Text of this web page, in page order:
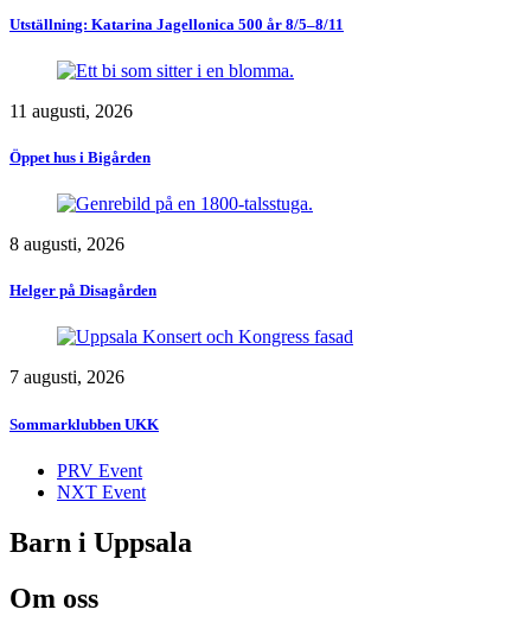
Utställning: Katarina Jagellonica 500 år 8/5–8/11
11 augusti, 2026
Öppet hus i Bigården
8 augusti, 2026
Helger på Disagården
7 augusti, 2026
Sommarklubben UKK
PRV Event
NXT Event
Barn i Uppsala
Om oss